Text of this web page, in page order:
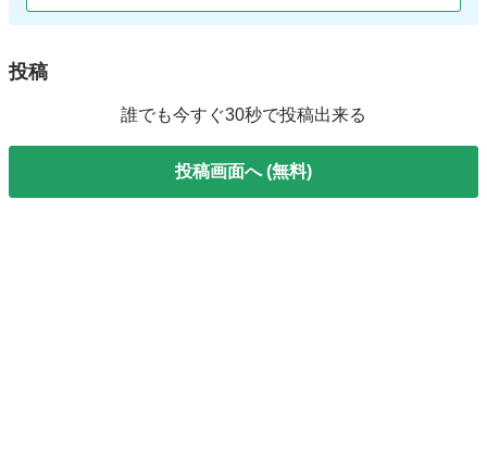
投稿
誰でも今すぐ30秒で投稿出来る
投稿画面へ (無料)